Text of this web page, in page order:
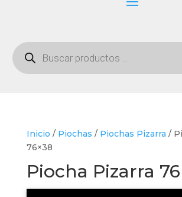
Búsqueda
de
productos
Inicio / Piochas / Piochas Pizarra /
76×38
Piocha Pizarra